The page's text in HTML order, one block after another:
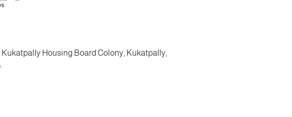
Housing Board Colony, Kukatpally,